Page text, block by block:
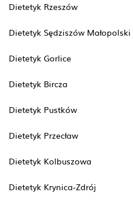
Dietetyk Rzeszów
Dietetyk Sędziszów Małopolski
Dietetyk Gorlice
Dietetyk Bircza
Dietetyk Pustków
Dietetyk Przecław
Dietetyk Kolbuszowa
Dietetyk Krynica-Zdrój